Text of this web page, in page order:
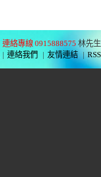
連絡專線 0915888575 林先生
| 連絡我們 | 友情連結 | RSS